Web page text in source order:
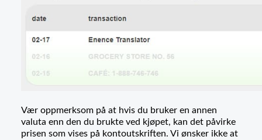
Vær oppmerksom på at hvis du bruker en annen
valuta enn den du brukte ved kjøpet, kan det påvirke
prisen som vises på kontoutskriften. Vi ønsker ikke at